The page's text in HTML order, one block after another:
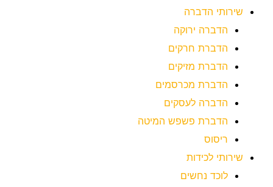
שירותי הדברה
הדברה ירוקה
הדברת חרקים
הדברת מזיקים
הדברת מכרסמים
הדברה לעסקים
הדברת פשפש המיטה
ריסוס
שירותי לכידות
לוכד נחשים